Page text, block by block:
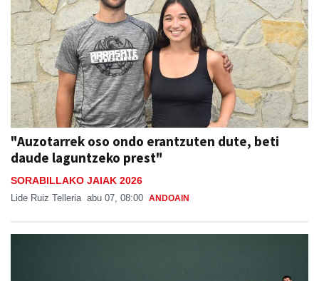
"Auzotarrek oso ondo erantzuten dute, beti
daude laguntzeko prest"
SORABILLAKO JAIAK 2026
Lide Ruiz Telleria abu 07, 08:00 ANDOAIN